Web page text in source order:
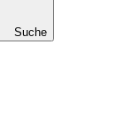
Suche